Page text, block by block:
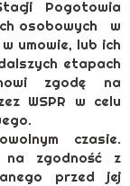
Pogotowia
osobowych w
umowie, lub ich
etapach
zgodę na
WSPR w celu
czasie.
na zgodność z
przed jej